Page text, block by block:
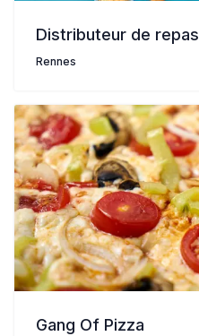
Distributeur de repas
Rennes
Gang Of Pizza